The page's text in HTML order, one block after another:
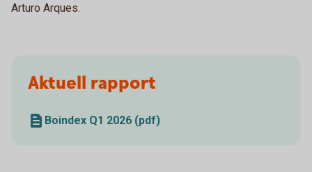
Arturo Arques.
Aktuell rapport
Boindex Q1 2026 (pdf)